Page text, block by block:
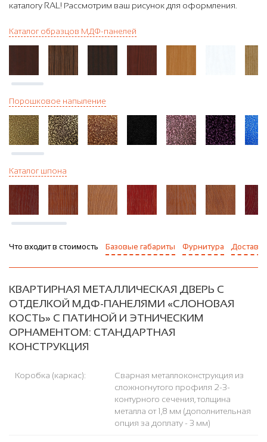
каталогу RAL! Рассмотрим ваш рисунок для оформления.
Каталог образцов МДФ-панелей
Порошковое напыление
Каталог шпона
Что входит в стоимость Базовые габариты Фурнитура Доставка
КВАРТИРНАЯ МЕТАЛЛИЧЕСКАЯ ДВЕРЬ С
ОТДЕЛКОЙ МДФ-ПАНЕЛЯМИ «СЛОНОВАЯ
КОСТЬ» С ПАТИНОЙ И ЭТНИЧЕСКИМ
ОРНАМЕНТОМ: СТАНДАРТНАЯ
КОНСТРУКЦИЯ
Коробка (каркас):
Сварная металлоконструкция из
сложногнутого профиля 2-3-
контурного сечения, толщина
металла от 1,8 мм (дополнительная
опция за доплату - 3 мм)